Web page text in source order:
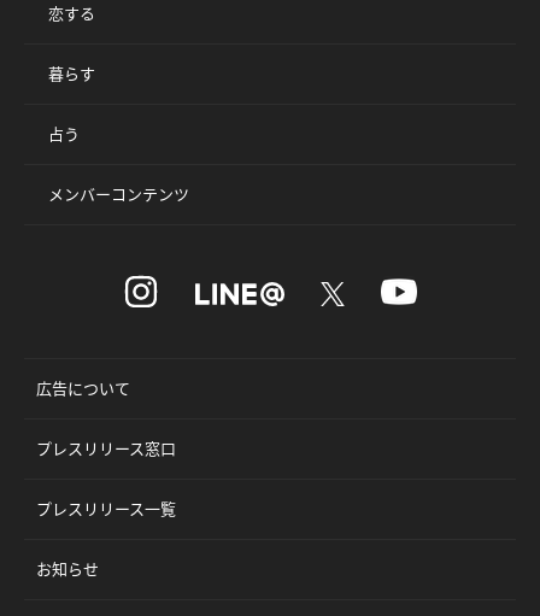
恋する
暮らす
占う
メンバーコンテンツ
広告について
プレスリリース窓口
プレスリリース一覧
お知らせ